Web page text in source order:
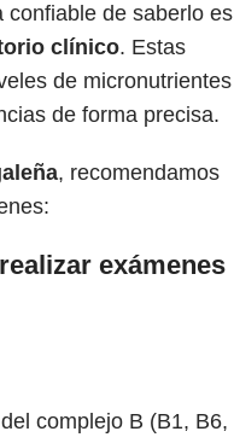
confiable de saberlo es
clínico. Estas
de micronutrientes
de forma precisa.
, recomendamos
complejo B (B1, B6,